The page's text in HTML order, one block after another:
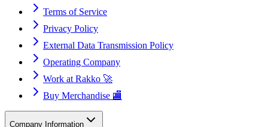
Terms of Service
Privacy Policy
External Data Transmission Policy
Operating Company
Work at Rakko 🚀
Buy Merchandise 🏬
Company Information